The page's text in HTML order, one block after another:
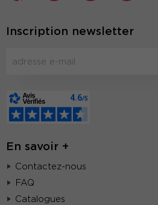
Inscription newsletter
En savoir +
Contactez-nous
FAQ
Catalogues